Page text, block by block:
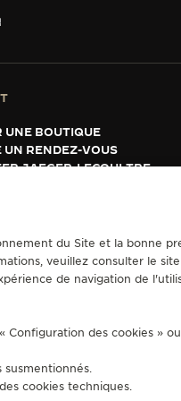
UNE BOUTIQUE
UN RENDEZ-VOUS
JAEGER-LECOULTRE
VENTEPOLITIQUE EN MATIÈRE DE
du Site et la bonne
veuillez consulter le site
de navigation de
des cookies »
susmentionnés.
cookies techniques.